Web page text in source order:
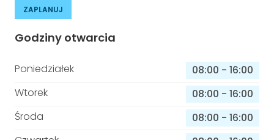
ZAPLANUJ
Godziny otwarcia
Poniedziałek 08:00 - 16:00
Wtorek
08:00 - 16:00
Środa
08:00 - 16:00